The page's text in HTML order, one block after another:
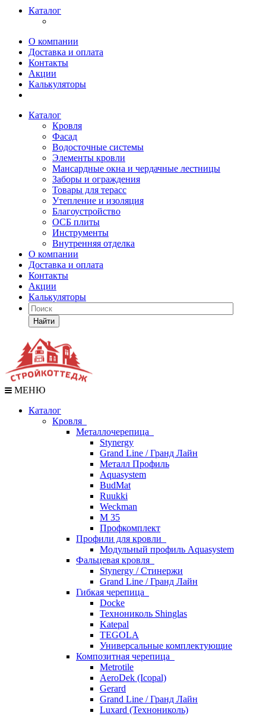
Каталог
О компании
Доставка и оплата
Контакты
Акции
Калькуляторы
Каталог
Кровля
Фасад
Водосточные системы
Элементы кровли
Мансардные окна и чердачные лестницы
Заборы и ограждения
Товары для терасс
Утепление и изоляция
Благоустройство
ОСБ плиты
Инструменты
Внутренняя отделка
О компании
Доставка и оплата
Контакты
Акции
Калькуляторы
Найти
МЕНЮ
Каталог
Кровля
Металлочерепица
Stynergy
Grand Line / Гранд Лайн
Металл Профиль
Aquasystem
BudMat
Ruukki
Weckman
М 35
Профкомплект
Профили для кровли
Модульный профиль Aquasystem
Фальцевая кровля
Stynergy / Стинержи
Grand Line / Гранд Лайн
Гибкая черепица
Docke
Технониколь Shinglas
Katepal
TEGOLA
Универсальные комплектующие
Композитная черепица
Metrotile
AeroDek (Icopal)
Gerard
Grand Line / Гранд Лайн
Luxard (Технониколь)